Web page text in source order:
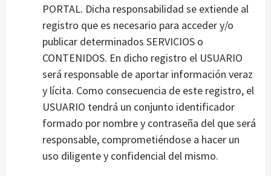
PORTAL. Dicha responsabilidad se extiende al
registro que es necesario para acceder y/o
publicar determinados SERVICIOS o
CONTENIDOS. En dicho registro el USUARIO
será responsable de aportar información veraz
y lícita. Como consecuencia de este registro, el
USUARIO tendrá un conjunto identificador
formado por nombre y contraseña del que será
responsable, comprometiéndose a hacer un
uso diligente y confidencial del mismo.